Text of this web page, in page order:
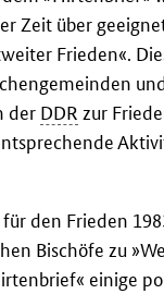
Zeit über
Frieden«.
der DDR zur
den Frieden
Bischöfe zu
einige